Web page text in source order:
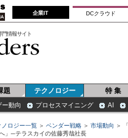
企業IT DCクラウド
門情報サイト
題 テクノロジー 特 集
ー動向 プロセスマイニング AI
ノロジー一覧 ＞ ベンダー戦略 ＞ 市場動向 ＞
」─テラスカイの佐藤秀哉社長